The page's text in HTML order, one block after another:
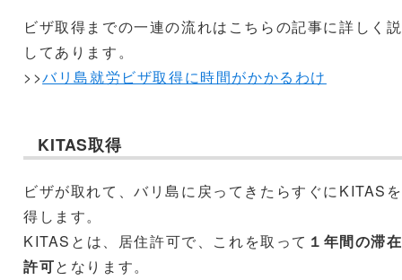
ビザ取得までの一連の流れはこちらの記事に詳しく
してあります。
>>バリ島就労ビザ取得に時間がかかるわけ
KITAS取得
ビザが取れて、バリ島に戻ってきたらすぐにKITAS
得します。
KITASとは、居住許可で、これを取って １年間の滞
許可となります。